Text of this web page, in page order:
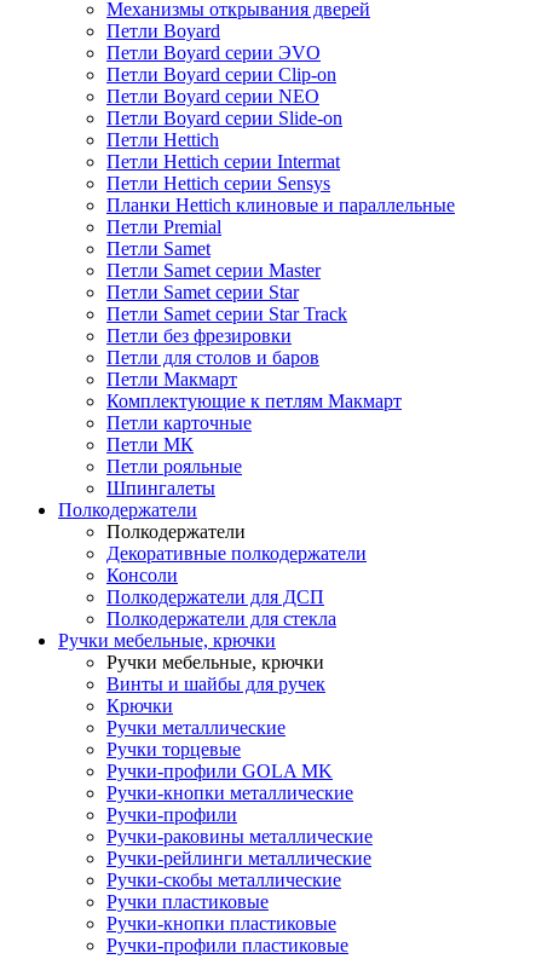
Механизмы открывания дверей
Петли Boyard
Петли Boyard серии ЭVO
Петли Boyard серии Clip-on
Петли Boyard серии NEO
Петли Boyard серии Slide-on
Петли Hettich
Петли Hettich серии Intermat
Петли Hettich серии Sensys
Планки Hettich клиновые и параллельные
Петли Premial
Петли Samet
Петли Samet серии Master
Петли Samet серии Star
Петли Samet серии Star Track
Петли без фрезировки
Петли для столов и баров
Петли Макмарт
Комплектующие к петлям Макмарт
Петли карточные
Петли МК
Петли рояльные
Шпингалеты
Полкодержатели
Полкодержатели
Декоративные полкодержатели
Консоли
Полкодержатели для ДСП
Полкодержатели для стекла
Ручки мебельные, крючки
Ручки мебельные, крючки
Винты и шайбы для ручек
Крючки
Ручки металлические
Ручки торцевые
Ручки-профили GOLA MK
Ручки-кнопки металлические
Ручки-профили
Ручки-раковины металлические
Ручки-рейлинги металлические
Ручки-скобы металлические
Ручки пластиковые
Ручки-кнопки пластиковые
Ручки-профили пластиковые